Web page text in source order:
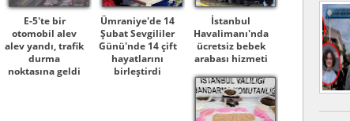
E-5'te bir
otomobil alev
alev yandı, trafik
durma
noktasına geldi
Ümraniye'de 14
Şubat Sevgililer
Günü'nde 14 çift
hayatlarını
birleştirdi
İstanbul
Havalimanı'nda
ücretsiz bebek
arabası hizmeti